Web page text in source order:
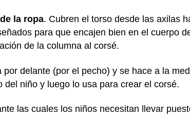
la ropa. Cubren el torso desde las axilas
para que encajen bien en el cuerpo
de la columna al corsé.
delante (por el pecho) y se hace a la
del niño y luego lo usa para crear el corsé.
las cuales los niños necesitan llevar